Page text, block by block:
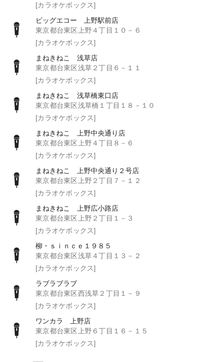
[カラオケボックス]
ビッグエコー 上野駅前店
東京都台東区上野４丁目１０－６
[カラオケボックス]
まねきねこ 浅草店
東京都台東区浅草２丁目６－１１
[カラオケボックス]
まねきねこ 浅草橋東口店
東京都台東区浅草橋１丁目１８－１０
[カラオケボックス]
まねきねこ 上野中央通り店
東京都台東区上野４丁目８－６
[カラオケボックス]
まねきねこ 上野中央通り２号店
東京都台東区上野２丁目７－１２
[カラオケボックス]
まねきねこ 上野広小路店
東京都台東区上野２丁目１－３
[カラオケボックス]
柳・ｓｉｎｃｅ１９８５
東京都台東区浅草４丁目１３－２
[カラオケボックス]
ラブラブラブ
東京都台東区西浅草２丁目１－９
[カラオケボックス]
ワンカラ 上野店
東京都台東区上野６丁目１６－１５
[カラオケボックス]